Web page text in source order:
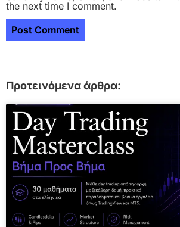
the next time I comment.
Προτεινόμενα άρθρα: